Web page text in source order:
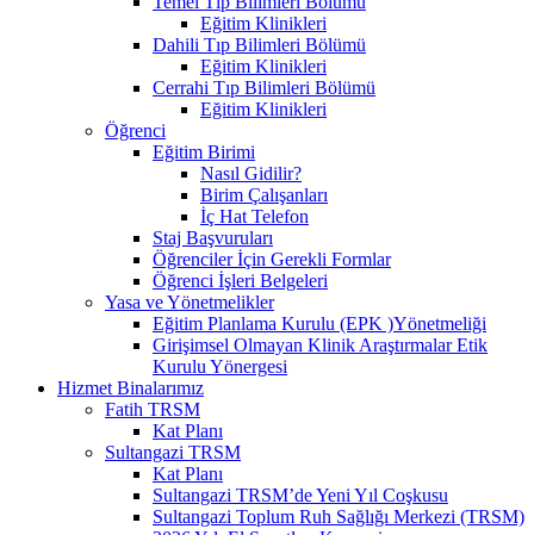
Eğitim Klinikleri
Dahili Tıp Bilimleri Bölümü
Eğitim Klinikleri
Cerrahi Tıp Bilimleri Bölümü
Eğitim Klinikleri
Öğrenci
Eğitim Birimi
Nasıl Gidilir?
Birim Çalışanları
İç Hat Telefon
Staj Başvuruları
Öğrenciler İçin Gerekli Formlar
Öğrenci İşleri Belgeleri
Yasa ve Yönetmelikler
Eğitim Planlama Kurulu (EPK )Yönetmeliği
Girişimsel Olmayan Klinik Araştırmalar Etik
Kurulu Yönergesi
Hizmet Binalarımız
Fatih TRSM
Kat Planı
Sultangazi TRSM
Kat Planı
Sultangazi TRSM’de Yeni Yıl Coşkusu
Sultangazi Toplum Ruh Sağlığı Merkezi (TRSM)